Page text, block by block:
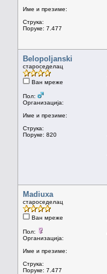
Име и презиме:
Струка:
Поруке: 7.477
Belopoljanski
староседелац
Ван мреже
Пол:
Организација:
Име и презиме:
Струка:
Поруке: 820
Madiuxa
староседелац
Ван мреже
Пол:
Организација:
Име и презиме:
Струка:
Поруке: 7.477